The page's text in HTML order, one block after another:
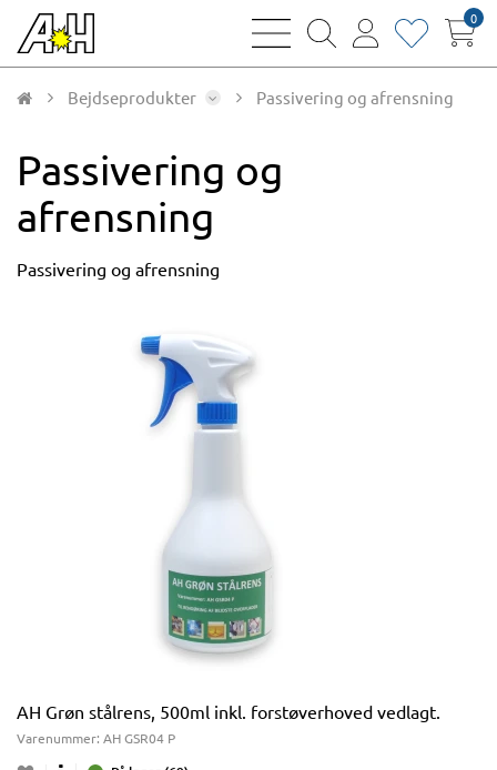
bars
magnifying
user
heart0
Bejdseprodukter Passivering og afrensning
Passivering og
afrensning
Passivering og afrensning
AH Grøn stålrens, 500ml inkl. forstøverhoved vedlagt.
Varenummer: AH GSR04 P